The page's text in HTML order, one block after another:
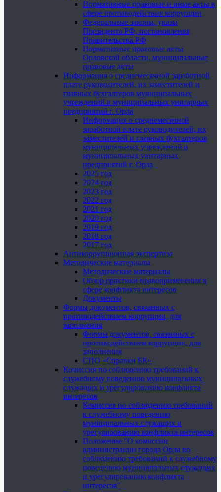
Нормативные правовые и иные акты в
сфере противодействия коррупции
Федеральные законы, указы
Президента РФ, постановления
Правительства РФ
Нормативные правовые акты
Орловской области, муниципальные
правовые акты
Информация о среднемесячной заработной
плате руководителей, их заместителей и
главных бухгалтеров муниципальных
учреждений и муниципальных унитарных
предприятий г. Орла
Информация о среднемесячной
заработной плате руководителей, их
заместителей и главных бухгалтеров
муниципальных учреждений и
муниципальных унитарных
предприятий г. Орла
2025 год
2024 год
2023 год
2022 год
2021 год
2020 год
2019 год
2018 год
2017 год
Антикоррупционная экспертиза
Методические материалы
Методические материалы
Обзор практики правоприменения в
сфере конфликта интересов
Документы
Формы документов, связанных с
противодействием коррупции, для
заполнения
Формы документов, связанных с
противодействием коррупции, для
заполнения
СПО «Справки БК»
Комиссия по соблюдению требований к
служебному поведению муниципальных
служащих и урегулированию конфликта
интересов
Комиссия по соблюдению требований
к служебному поведению
муниципальных служащих и
урегулированию конфликта интересов
Положение "О комиссии
администрации города Орла по
соблюдению требований к служебному
поведению муниципальных служащих
и урегулированию конфликта
интересов"